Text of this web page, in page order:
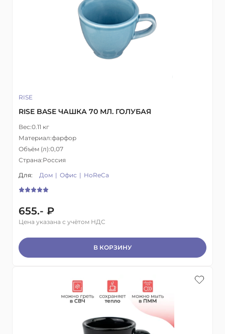
RISE
RISE BASE ЧАШКА 70 МЛ. ГОЛУБАЯ
Вес:0.11 кг
Материал:фарфор
Объём (л):0,07
Страна:Россия
Для:
Дом Офис HoReCa
655.- ₽
Цена указана с учётом НДС
В КОРЗИНУ